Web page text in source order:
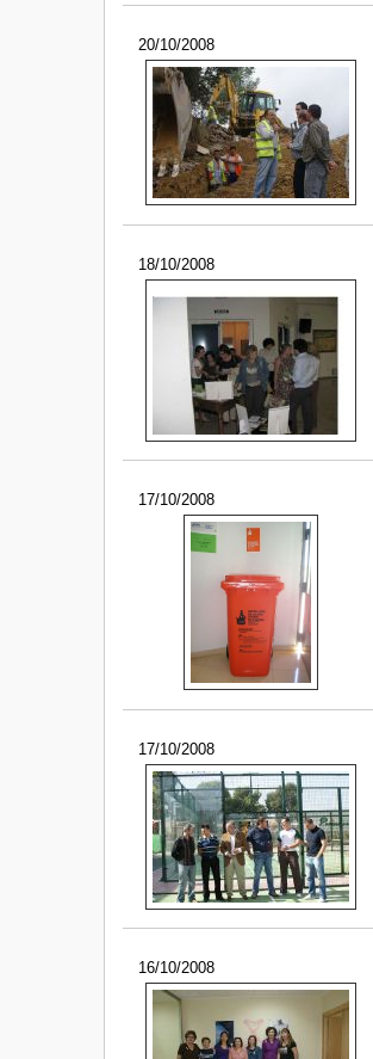
20/10/2008
18/10/2008
17/10/2008
17/10/2008
16/10/2008